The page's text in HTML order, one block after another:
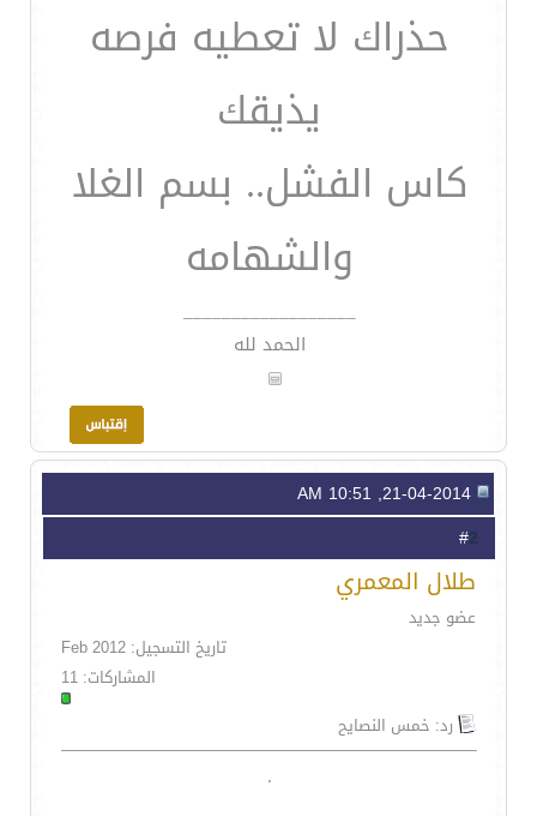
حذراك لا تعطيه فرصه
يذيقك
كاس الفشل.. بسم الغلا
والشهامه
__________________
الحمد لله
2
طلال المعمري
عضو جديد
تاريخ التسجيل: Feb 2012
المشاركات: 11
رد: خمس النصايح
.